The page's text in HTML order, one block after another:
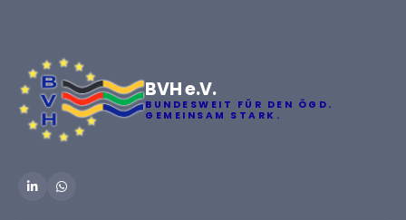
BVH e.V.
BUNDESWEIT FÜR DEN ÖGD.
GEMEINSAM STARK.